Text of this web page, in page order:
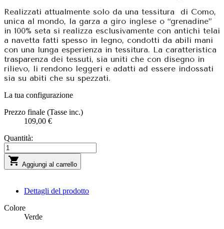
Realizzati attualmente solo da una tessitura
di Como,
unica al mondo, la garza a giro inglese o “grenadine”
in 100% seta si realizza esclusivamente con antichi telai
a navetta fatti spesso in legno, condotti da abili mani
con una lunga esperienza in tessitura. La caratteristica
trasparenza dei tessuti, sia uniti che con disegno in
rilievo, li rendono leggeri e adatti ad essere indossati
sia su abiti che su spezzati.
La tua configurazione
Prezzo finale (Tasse inc.)
109,00 €
Quantità:
 Aggiungi al carrello
Dettagli del prodotto
Colore
Verde